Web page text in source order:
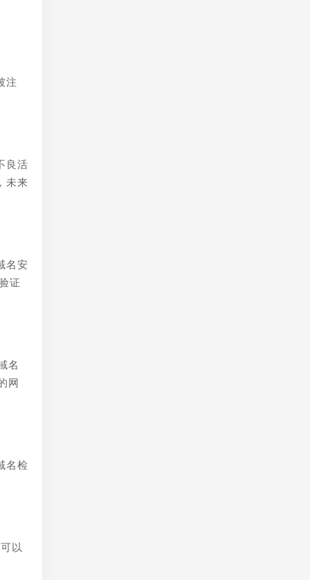
注
良活
未来
名安
证
名
网
名检
以